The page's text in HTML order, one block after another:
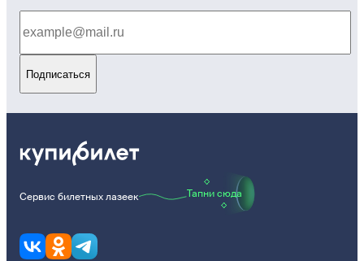
Подписаться
Сервис билетных лазеек Тапни сюда